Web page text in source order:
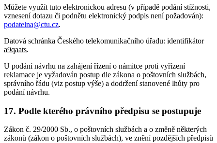
Můžete využít tuto elektronickou adresu (v případě podání stížnosti,
vznesení dotazu či podnětu elektronický podpis není požadován):
podatelna@ctu.cz.
Datová schránka Českého telekomunikačního úřadu: identifikátor
a9qaats.
U podání návrhu na zahájení řízení o námitce proti vyřízení
reklamace je vyžadován postup dle zákona o poštovních službách,
správního řádu (viz postup výše) a dodržení stanovené lhůty pro
podání návrhu.
17. Podle kterého právního předpisu se postupuje
Zákon č. 29/2000 Sb., o poštovních službách a o změně některých
zákonů (zákon o poštovních službách), ve znění pozdějších předpisů